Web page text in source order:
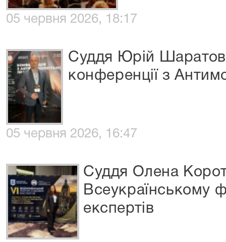
05 червня 2026, 18:17
Суддя Юрій Шаратов
конференції з
05 червня 2026, 16:47
Суддя Олена
Всеукраїнському
експертів